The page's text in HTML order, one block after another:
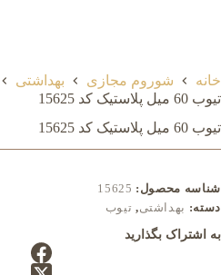
خانه شوروم مجازی
بهداشتی
تیوب 60 میل پلاستیک کد 15625
تیوب 60 میل پلاستیک کد 15625
شناسه محصول: 15625
دسته: بهداشتی, تیوب
به اشتراک بگذارید